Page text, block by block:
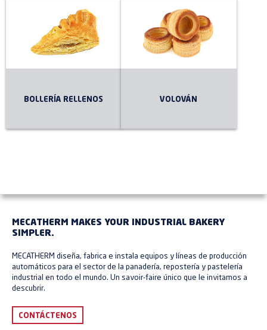
BOLLERÍA RELLENOS VOLOVÁN
MECATHERM MAKES YOUR INDUSTRIAL BAKERY
SIMPLER.
MECATHERM diseña, fabrica e instala equipos y líneas de producción
automáticos para el sector de la panadería, repostería y pastelería
industrial en todo el mundo. Un savoir-faire único que le invitamos a
descubrir.
CONTÁCTENOS